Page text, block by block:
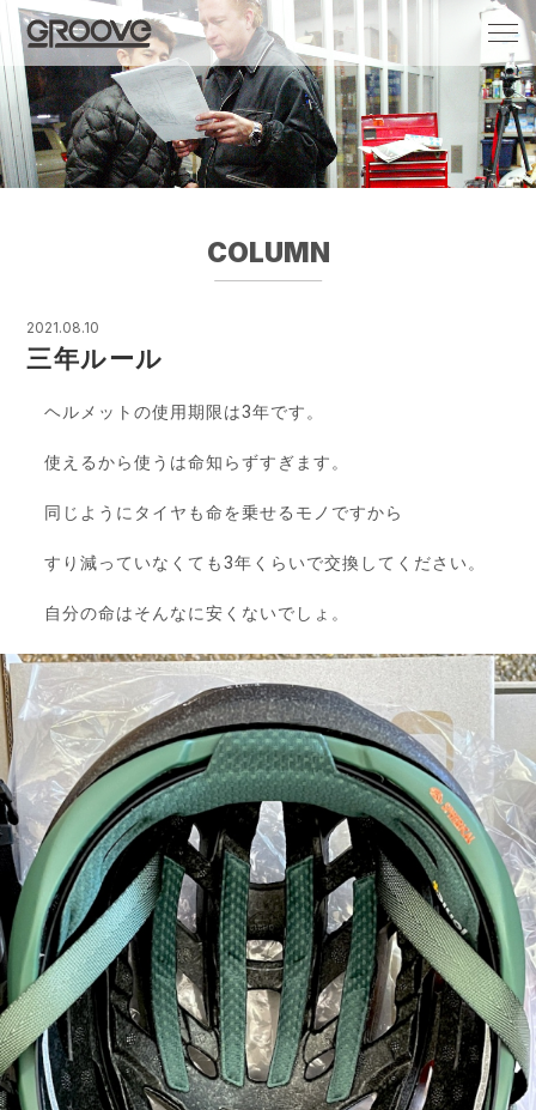
Groove 自転車 カフェ 輸入車・国産車のチ
ューニング/販売
COLUMN
2021.08.10
三年ルール
ヘルメットの使用期限は3年です。
使えるから使うは命知らずすぎます。
同じようにタイヤも命を乗せるモノですから
すり減っていなくても3年くらいで交換してください。
自分の命はそんなに安くないでしょ。